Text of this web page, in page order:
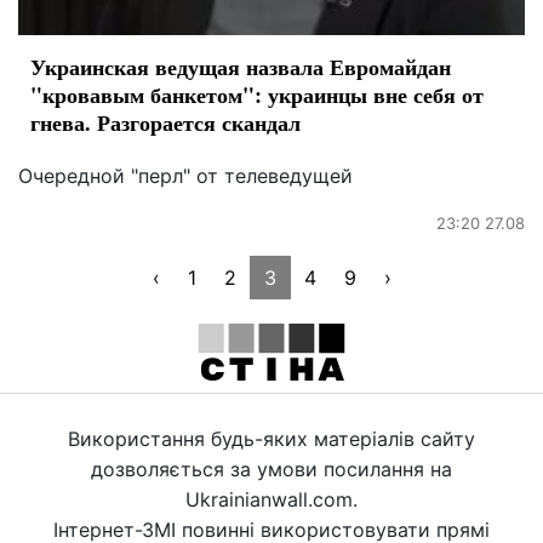
Украинская ведущая назвала Евромайдан
"кровавым банкетом": украинцы вне себя от
гнева. Разгорается скандал
Очередной "перл" от телеведущей
23:20 27.08
‹ 1 2 3 4 9 ›
Використання будь-яких матеріалів сайту
дозволяється за умови посилання на
Ukrainianwall.com.
Інтернет-ЗМІ повинні використовувати прямі